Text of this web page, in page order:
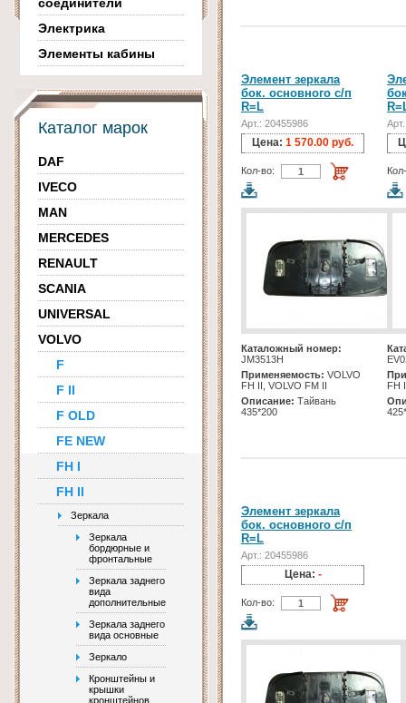
Электрика
Элементы кабины
Каталог марок
DAF
IVECO
MAN
MERCEDES
RENAULT
SCANIA
UNIVERSAL
VOLVO
F
F II
F OLD
FE NEW
FH I
FH II
Зеркала
Зеркала
бордюрные и
фронтальные
Зеркала заднего
вида
дополнительные
Зеркала заднего
вида основные
Зеркало
Кронштейны и
крышки
кронштейнов
Элемент зеркала
бок. основного с/п
R=L
Арт.: 20455986
Цена: 1 570.00 руб.
Кол-во:
Каталожный номер:
JM3513H
Применяемость: VOLVO
FH II, VOLVO FM II
Описание: Тайвань
435*200
FH
Элемент зеркала
бок. основного с/п
R=L
Арт.: 20455986
Цена: -
Кол-во: